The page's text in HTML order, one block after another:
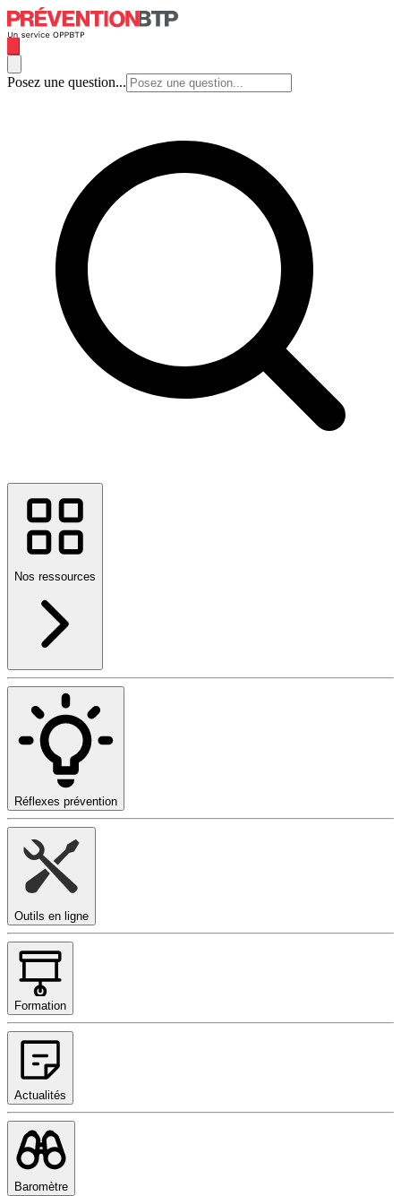
Posez une question...
Nos ressources
Réflexes prévention
Outils en ligne
Formation
Actualités
Baromètre